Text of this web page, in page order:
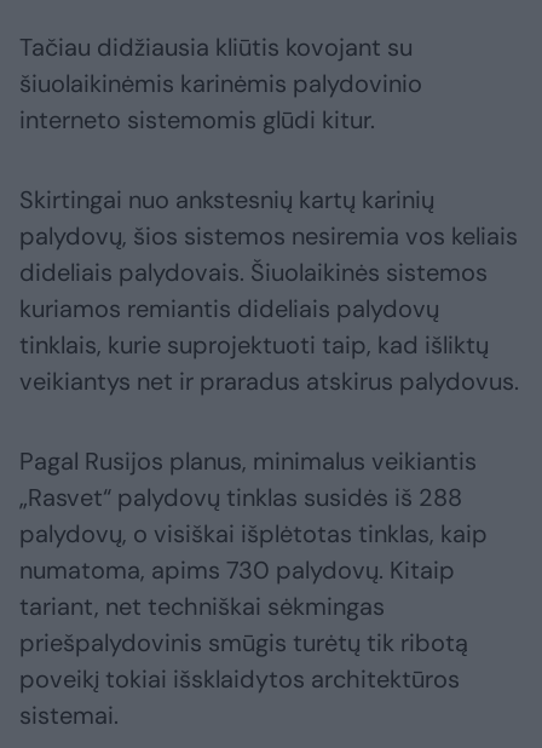
Tačiau didžiausia kliūtis kovojant su
šiuolaikinėmis karinėmis palydovinio
interneto sistemomis glūdi kitur.
Skirtingai nuo ankstesnių kartų karinių
palydovų, šios sistemos nesiremia vos keliais
dideliais palydovais. Šiuolaikinės sistemos
kuriamos remiantis dideliais palydovų
tinklais, kurie suprojektuoti taip, kad išliktų
veikiantys net ir praradus atskirus palydovus.
Pagal Rusijos planus, minimalus veikiantis
„Rasvet“ palydovų tinklas susidės iš 288
palydovų, o visiškai išplėtotas tinklas, kaip
numatoma, apims 730 palydovų. Kitaip
tariant, net techniškai sėkmingas
priešpalydovinis smūgis turėtų tik ribotą
poveikį tokiai išsklaidytos architektūros
sistemai.